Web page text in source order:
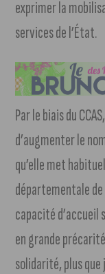
exprimer la
services de l’État.
Par le biais du
d’augmenter le
qu’elle met
départementale
capacité
en grande
solidarité, plus